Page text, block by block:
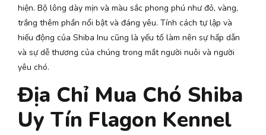
hiện. Bộ lông dày mịn và màu sắc phong phú như đỏ, vàng,
trắng thêm phần nổi bật và đáng yêu. Tính cách tự lập và
hiếu động của Shiba Inu cũng là yếu tố làm nên sự hấp dẫn
và sự dễ thương của chúng trong mắt người nuôi và người
yêu chó.
Địa Chỉ Mua Chó Shiba
Uy Tín Flagon Kennel